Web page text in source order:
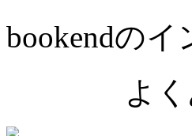
bookendの
よくあ